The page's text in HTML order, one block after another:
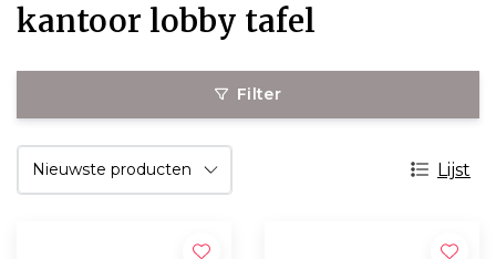
kantoor lobby tafel
Filter
Lijst